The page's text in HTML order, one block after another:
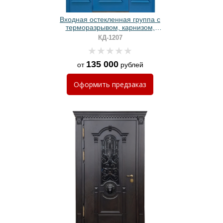
Входная остекленная группа с
терморазрывом, карнизом,
металлобагетом и синим
порошковым напылением
КД-1207
от 135 000рублей
Оформить предзаказ